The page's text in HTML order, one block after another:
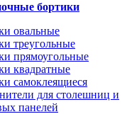
бортики
овальные
треугольные
прямоугольные
квадратные
самоклеящиеся
для столешниц и
панелей